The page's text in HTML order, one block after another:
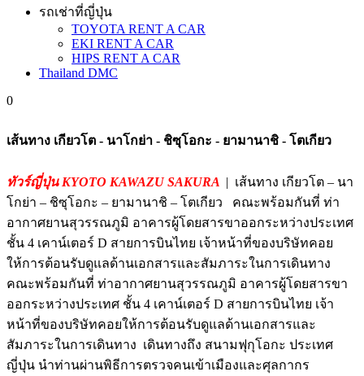
รถเช่าที่ญี่ปุ่น
TOYOTA RENT A CAR
EKI RENT A CAR
HIPS RENT A CAR
Thailand DMC
0
เส้นทาง เกียวโต - นาโกย่า - ชิซุโอกะ - ยามานาชิ - โตเกียว
ทัวร์ญี่ปุ่น KYOTO KAWAZU SAKURA | เส้นทาง เกียวโต – นา
โกย่า – ชิซุโอกะ – ยามานาชิ – โตเกียว คณะพร้อมกันที่ ท่า
อากาศยานสุวรรณภูมิ อาคารผู้โดยสารขาออกระหว่างประเทศ
ชั้น 4 เคาน์เตอร์ D สายการบินไทย เจ้าหน้าที่ของบริษัทคอย
ให้การต้อนรับดูแลด้านเอกสารและสัมภาระในการเดินทาง
คณะพร้อมกันที่ ท่าอากาศยานสุวรรณภูมิ อาคารผู้โดยสารขา
ออกระหว่างประเทศ ชั้น 4 เคาน์เตอร์ D สายการบินไทย เจ้า
หน้าที่ของบริษัทคอยให้การต้อนรับดูแลด้านเอกสารและ
สัมภาระในการเดินทาง เดินทางถึง สนามฟุกุโอกะ ประเทศ
ญี่ปุ่น นำท่านผ่านพิธีการตรวจคนเข้าเมืองและศุลกากร